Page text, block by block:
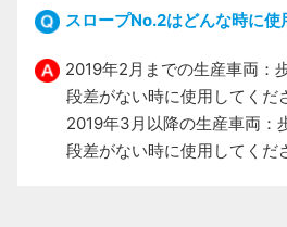
スロープNo.2はどんな時に使
2019年2月までの生産車両：
段差がない時に使用してくだ
2019年3月以降の生産車両：
段差がない時に使用してくだ